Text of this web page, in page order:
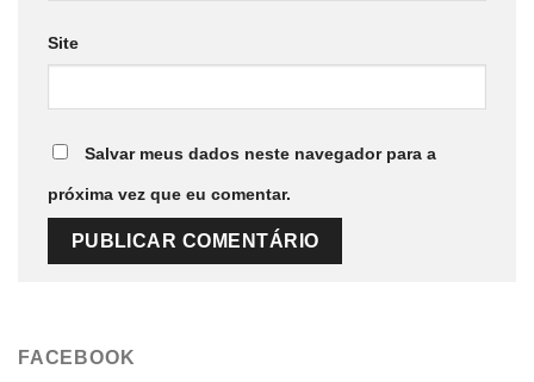
Site
Salvar meus dados neste navegador para a
próxima vez que eu comentar.
FACEBOOK